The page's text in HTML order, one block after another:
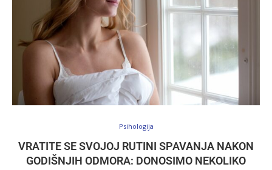
Psihologija
VRATITE SE SVOJOJ RUTINI SPAVANJA NAKON
GODIŠNJIH ODMORA: DONOSIMO NEKOLIKO